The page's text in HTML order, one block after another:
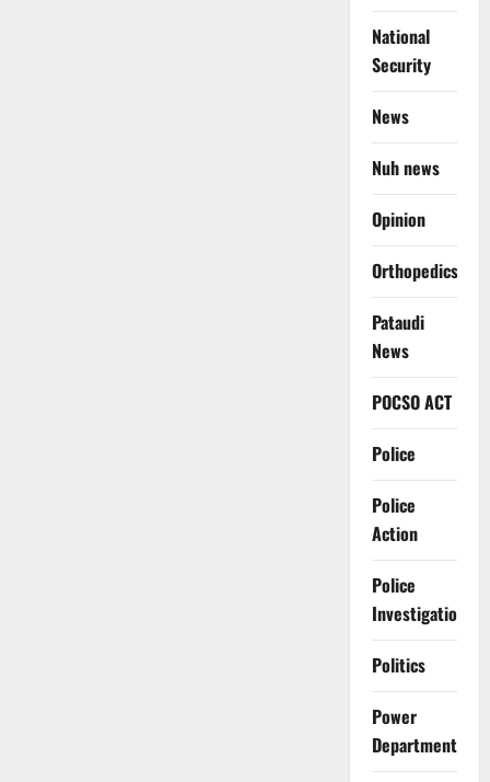
National
Security
News
Nuh news
Opinion
Orthopedics
Pataudi
News
POCSO ACT
Police
Police
Action
Police
Investigation
Politics
Power
Department